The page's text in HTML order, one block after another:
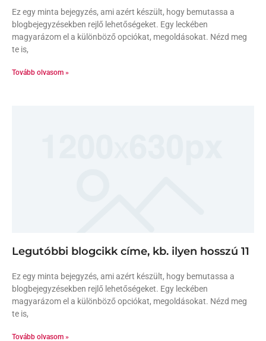
Ez egy minta bejegyzés, ami azért készült, hogy bemutassa a
blogbejegyzésekben rejlő lehetőségeket. Egy leckében
magyarázom el a különböző opciókat, megoldásokat. Nézd meg
te is,
Tovább olvasom »
Legutóbbi blogcikk címe, kb. ilyen hosszú 11
Ez egy minta bejegyzés, ami azért készült, hogy bemutassa a
blogbejegyzésekben rejlő lehetőségeket. Egy leckében
magyarázom el a különböző opciókat, megoldásokat. Nézd meg
te is,
Tovább olvasom »